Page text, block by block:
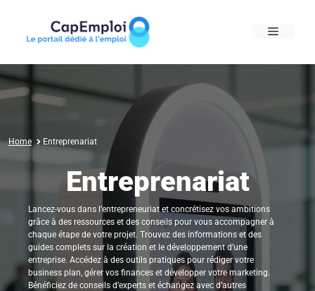
content
MENU
Home Entreprenariat
Entreprenariat
Lancez-vous dans l’entrepreneuriat et concrétisez vos ambitions
grâce à des ressources et des conseils pour vous accompagner à
chaque étape de votre projet. Trouvez des informations et des
guides complets sur la création et le développement d’une
entreprise. Accédez à des outils pratiques pour rédiger votre
business plan, gérer vos finances et développer votre marketing.
Bénéficiez de conseils d’experts et échangez avec d’autres